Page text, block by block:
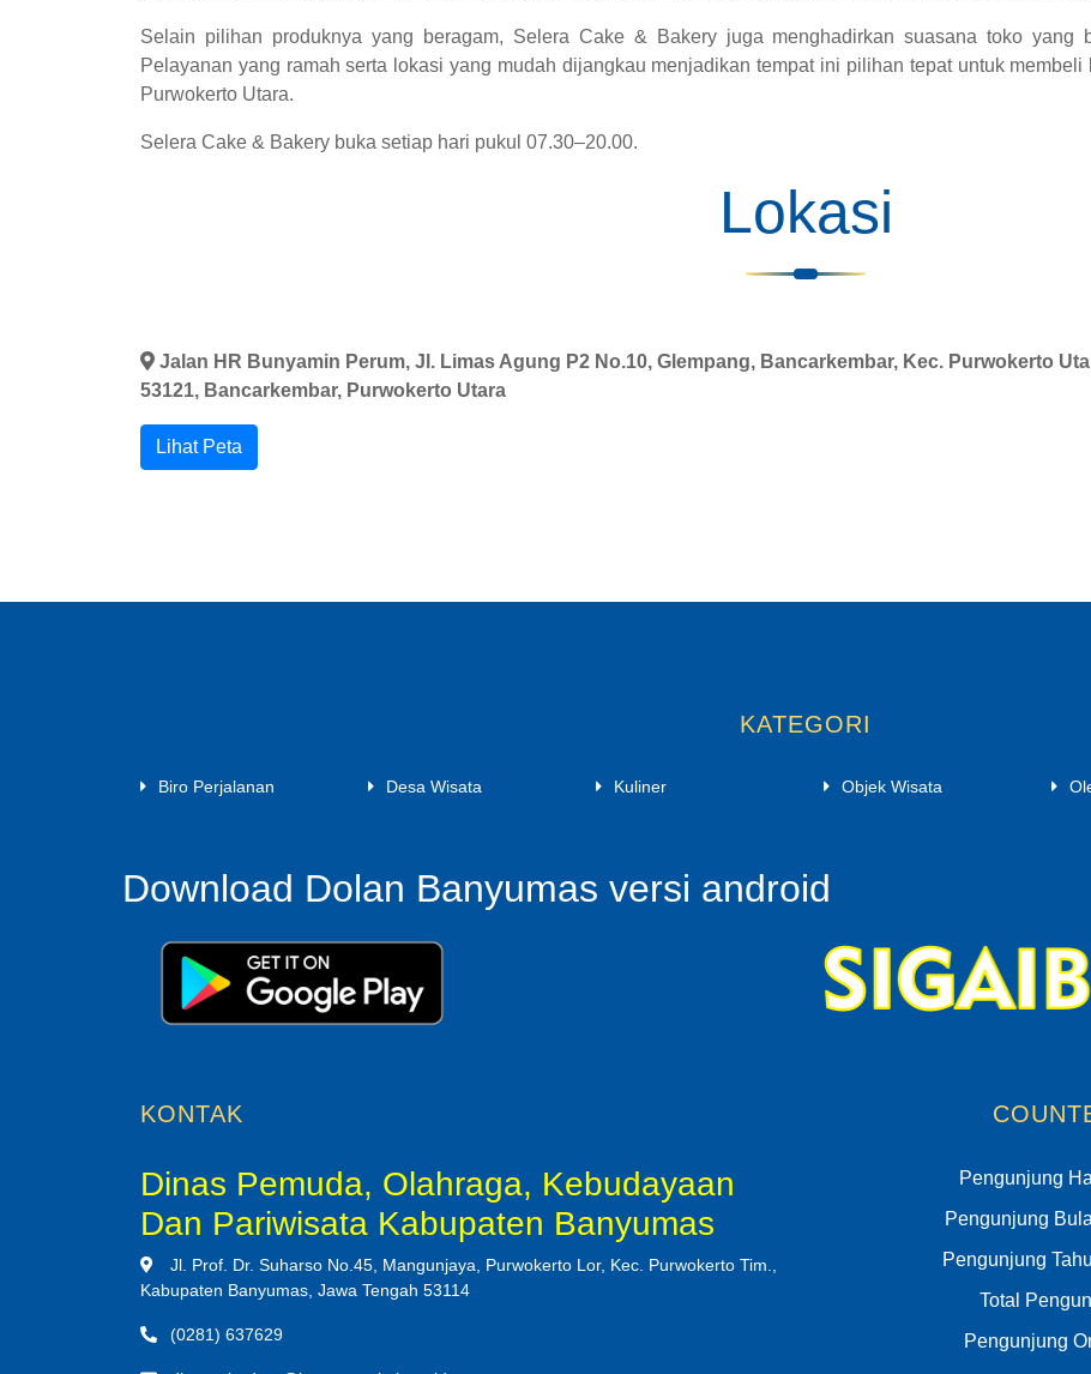
Selain pilihan produknya yang beragam, Selera Cake & Bakery juga menghadirkan suasana toko yang
Pelayanan yang ramah serta lokasi yang mudah dijangkau menjadikan tempat ini pilihan tepat untuk
Purwokerto Utara.
Selera Cake & Bakery buka setiap hari pukul 07.30–20.00.
Lokasi
Jalan HR Bunyamin Perum, Jl. Limas Agung P2 No.10, Glempang, Bancarkembar, Kec. Purwokerto
53121, Bancarkembar, Purwokerto Utara
Lihat Peta
KATEGORI
Biro Perjalanan Desa Wisata Kuliner Objek Wisata
Download Dolan Banyumas versi android
KONTAK
Dinas Pemuda, Olahraga, Kebudayaan
Dan Pariwisata Kabupaten Banyumas
Jl. Prof. Dr. Suharso No.45, Mangunjaya, Purwokerto Lor, Kec. Purwokerto Tim.,
Kabupaten Banyumas, Jawa Tengah 53114
(0281) 637629
Pengunjung
Pengunjung
Pengunjung
Total
Pengunjung